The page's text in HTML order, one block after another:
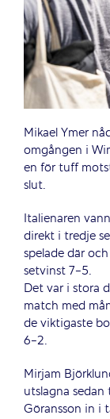
Mikael Ymer
omgången i
en för tuff
slut.
Italienaren
direkt i tredje
spelade där
setvinst 7-5.
Det var i stora
match med
de viktigaste
6-2.
Mirjam
utslagna
Göransson in i